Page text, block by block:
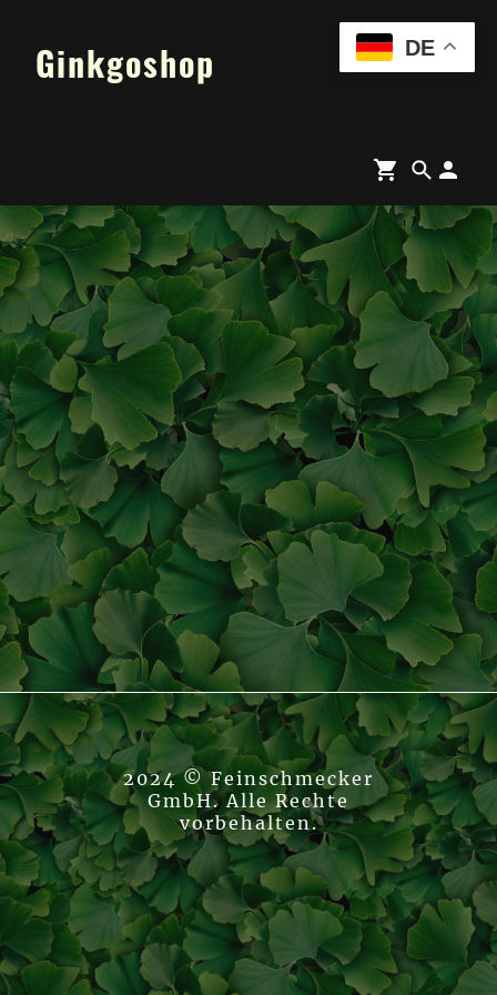
Ginkgoshop
2024 © Feinschmecker
GmbH. Alle Rechte
vorbehalten.
DE